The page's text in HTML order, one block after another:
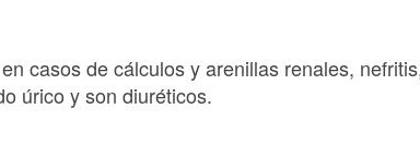
casos de cálculos y arenillas renales,
úrico y son diuréticos.